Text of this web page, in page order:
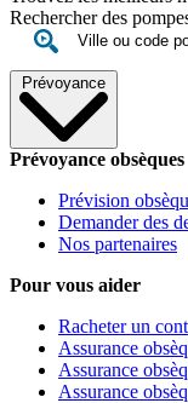
Rechercher des
Prévoyance
Prévoyance obsèques
Prévision
Demander des
Nos partenaires
Pour vous aider
Racheter un
Assurance
Assurance
Assurance